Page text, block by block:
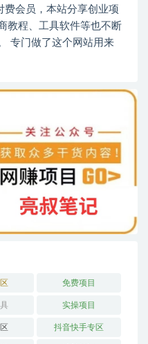
会员，本站分享创业项
教程、工具软件等也不断
专门做了这个网站用来
免费项目
实操项目
抖音快手专区